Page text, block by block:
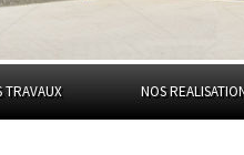
TRAVAUX NOS